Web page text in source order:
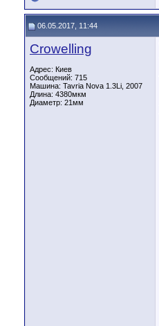
06.05.2017, 11:44
Crowelling
Адрес: Киев
Сообщений: 715
Машина: Tavria Nova 1.3Li, 2007
Длина: 4380мкм
Диаметр: 21мм